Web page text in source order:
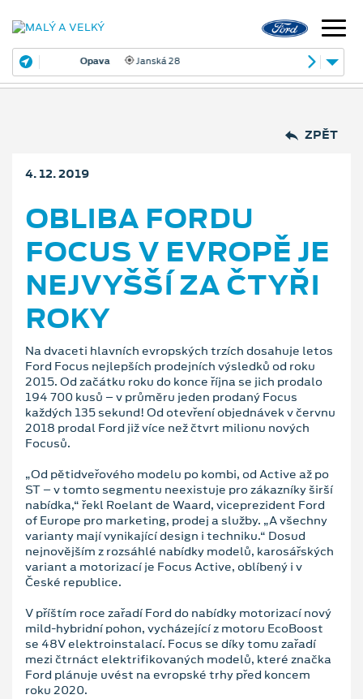
Opava Janská 28
ZPĚT
4. 12. 2019
OBLIBA FORDU
FOCUS V EVROPĚ JE
NEJVYŠŠÍ ZA ČTYŘI
ROKY
Na dvaceti hlavních evropských trzích dosahuje letos
Ford Focus nejlepších prodejních výsledků od roku
2015. Od začátku roku do konce října se jich prodalo
194 700 kusů – v průměru jeden prodaný Focus
každých 135 sekund! Od otevření objednávek v červnu
2018 prodal Ford již více než čtvrt milionu nových
Focusů.
„Od pětidveřového modelu po kombi, od Active až po
ST – v tomto segmentu neexistuje pro zákazníky širší
nabídka,“ řekl Roelant de Waard, viceprezident Ford
of Europe pro marketing, prodej a služby. „A všechny
varianty mají vynikající design i techniku.“ Dosud
nejnovějším z rozsáhlé nabídky modelů, karosářských
variant a motorizací je Focus Active, oblíbený i v
České republice.
V příštím roce zařadí Ford do nabídky motorizací nový
mild-hybridní pohon, vycházející z motoru EcoBoost
se 48V elektroinstalací. Focus se díky tomu zařadí
mezi čtrnáct elektrifikovaných modelů, které značka
Ford plánuje uvést na evropské trhy před koncem
roku 2020.